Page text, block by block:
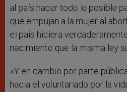
al país hacer todo lo posible
que empujan a la mujer al
el país hiciera
nacimiento que la misma ley
«Y en cambio por parte
hacia el voluntariado por la